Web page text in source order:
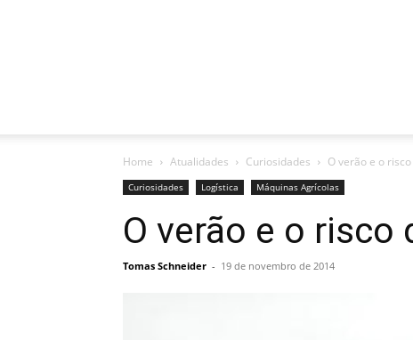
Home Atualidades Curiosidades O verão e o
Curiosidades Logística Máquinas Agrícolas
O verão e o risco
Tomas Schneider - 19 de novembro de 2014